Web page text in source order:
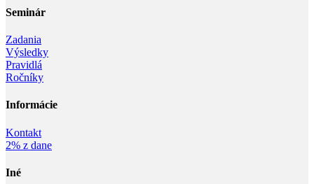
Seminár‎
Zadania
Výsledky
Pravidlá
Ročníky
Informácie‎
Kontakt
2% z dane
Iné